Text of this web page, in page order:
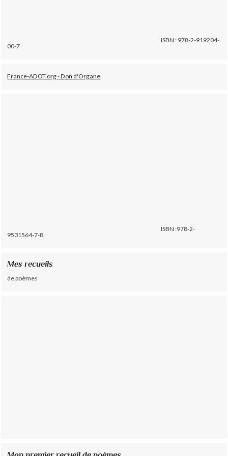
ISBN : 978-2-919204-
00-7
France-ADOT.org - Don d'Organe
ISBN :978-2-
9531564-7-8
Mes recueils
de poèmes